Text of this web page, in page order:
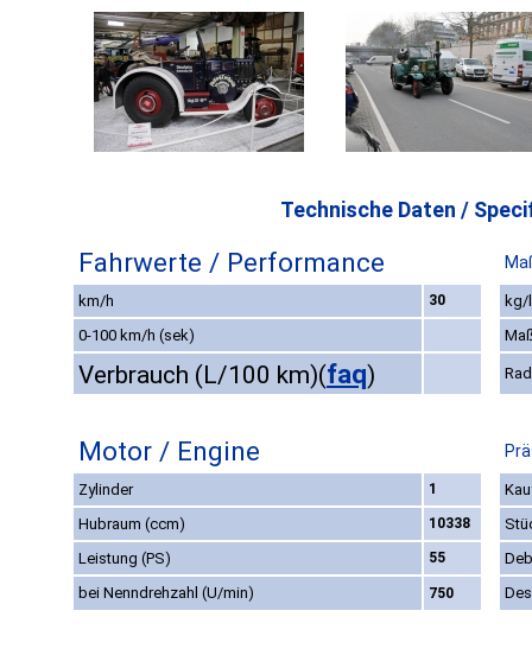
Technische Daten /
Fahrwerte / Performance
km/h 30
kg/
0-100 km/h (sek)
Verbrauch (L/100 km)(faq)
Motor / Engine
Zylinder 1
Hubraum (ccm)
10338
Leistung (PS)
55
bei Nenndrehzahl (U/min)
750